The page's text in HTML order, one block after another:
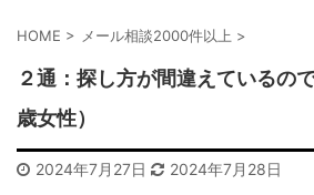
HOME > メール相談2000件以上 >
２通：探し方が間違えているの
歳女性）
2024年7月27日 2024年7月28日